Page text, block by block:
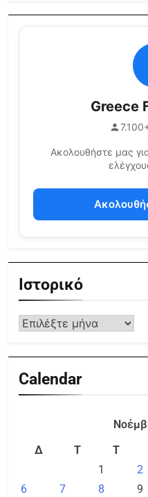
Greece
Ακολουθήστε μας
Ιστορικό
Calendar
Δ
Τ Τ
1
2
6
7 8 9